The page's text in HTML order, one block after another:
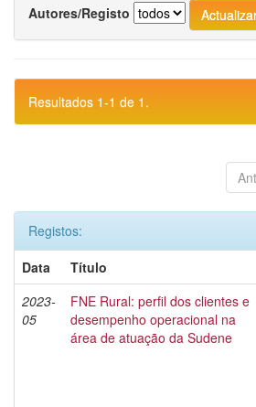
Autores/Registo
Resultados 1-1 de 1.
Registos:
Data
Título
2023-
05
FNE Rural: perfil dos clientes e
desempenho operacional na
área de atuação da Sudene